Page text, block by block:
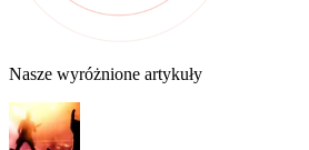
Nasze wyróżnione artykuły